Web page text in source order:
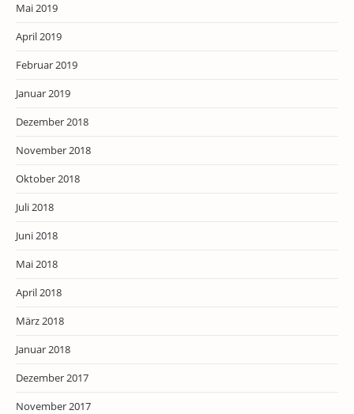
Mai 2019
April 2019
Februar 2019
Januar 2019
Dezember 2018
November 2018
Oktober 2018
Juli 2018
Juni 2018
Mai 2018
April 2018
März 2018
Januar 2018
Dezember 2017
November 2017